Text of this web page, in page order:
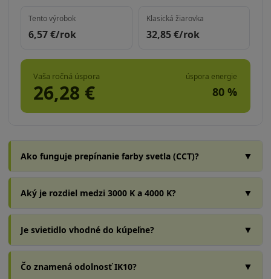
Tento výrobok
6,57€/rok
Klasická žiarovka
32,85€/rok
Vaša ročná úspora
26,28 €
úspora energie
80 %
Ako funguje prepínanie farby svetla (CCT)? ▼
Aký je rozdiel medzi 3000 K a 4000 K? ▼
Je svietidlo vhodné do kúpeľne? ▼
Čo znamená odolnosť IK10? ▼